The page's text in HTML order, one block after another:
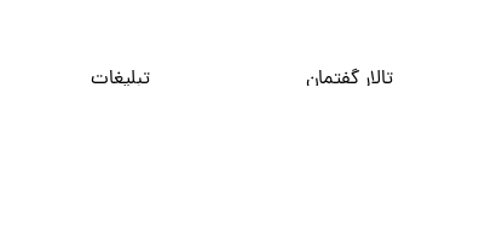
تالار گفتمان تبلیغات